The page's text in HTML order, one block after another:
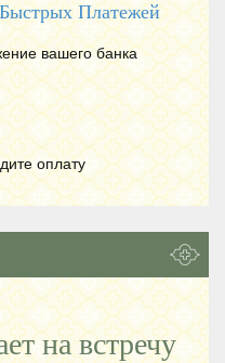
Платежей
вашего банка
оплату
на встречу